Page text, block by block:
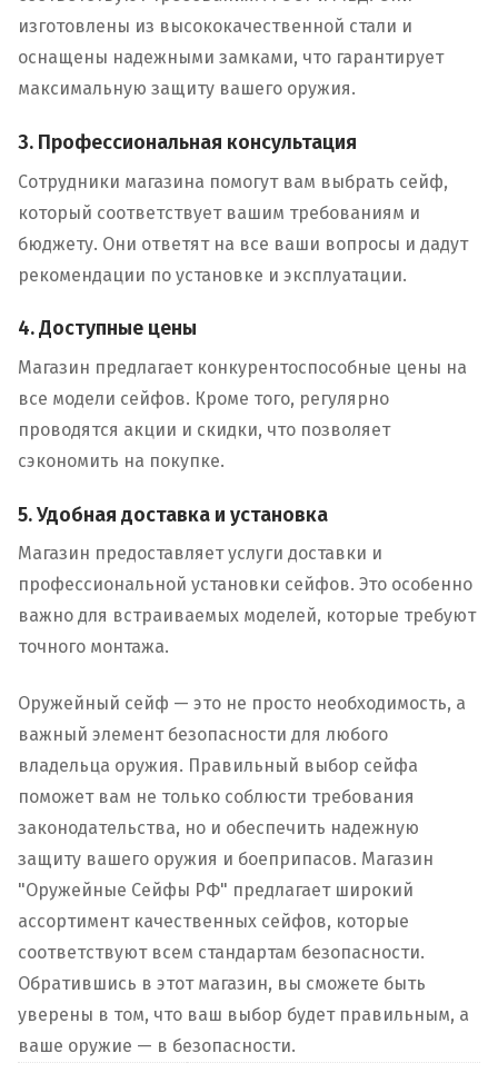
изготовлены из высококачественной стали и
оснащены надежными замками, что гарантирует
максимальную защиту вашего оружия.
3. Профессиональная консультация
Сотрудники магазина помогут вам выбрать сейф,
который соответствует вашим требованиям и
бюджету. Они ответят на все ваши вопросы и дадут
рекомендации по установке и эксплуатации.
4. Доступные цены
Магазин предлагает конкурентоспособные цены на
все модели сейфов. Кроме того, регулярно
проводятся акции и скидки, что позволяет
сэкономить на покупке.
5. Удобная доставка и установка
Магазин предоставляет услуги доставки и
профессиональной установки сейфов. Это особенно
важно для встраиваемых моделей, которые требуют
точного монтажа.
Оружейный сейф — это не просто необходимость, а
важный элемент безопасности для любого
владельца оружия. Правильный выбор сейфа
поможет вам не только соблюсти требования
законодательства, но и обеспечить надежную
защиту вашего оружия и боеприпасов. Магазин
"Оружейные Сейфы РФ" предлагает широкий
ассортимент качественных сейфов, которые
соответствуют всем стандартам безопасности.
Обратившись в этот магазин, вы сможете быть
уверены в том, что ваш выбор будет правильным, а
ваше оружие — в безопасности.